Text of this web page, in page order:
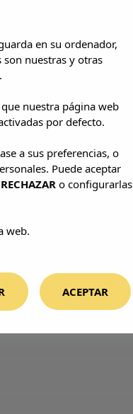
en su ordenador,
son nuestras y otras
nuestra página web
por defecto.
a sus preferencias, o
Puede aceptar
RECHAZAR o configurarlas
web.
ACEPTAR